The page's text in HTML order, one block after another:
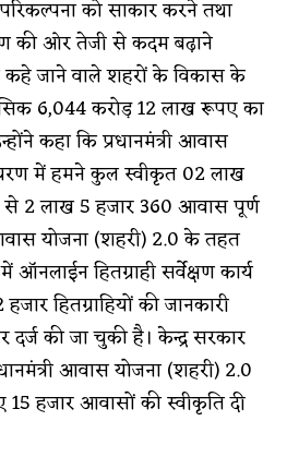
को साकार करने तथा
की ओर तेजी से कदम बढ़ाने
कहे जाने वाले शहरों के विकास के
6,044 करोड़ 12 लाख रूपए का
कहा कि प्रधानमंत्री आवास
में हमने कुल स्वीकृत 02 लाख
2 लाख 5 हजार 360 आवास पूर्ण
योजना (शहरी) 2.0 के तहत
हितग्राही सर्वेक्षण कार्य
हितग्राहियों की जानकारी
दर्ज की जा चुकी है। केन्द्र सरकार
आवास योजना (शहरी) 2.0
हजार आवासों की स्वीकृति दी